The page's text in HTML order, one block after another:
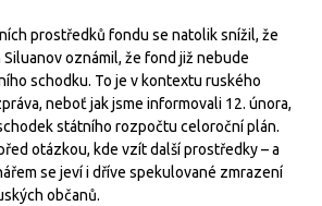
prostředků fondu se natolik snížil, že
oznámil, že fond již nebude
schodku. To je v kontextu ruského
neboť jak jsme informovali 12. února,
státního rozpočtu celoroční plán.
otázkou, kde vzít další prostředky – a
se jeví i dříve spekulované zmrazení
občanů.